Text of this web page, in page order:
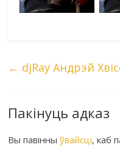
← djRay Андрэй
Пакінуць адказ
Вы павінныўвайсці, каб